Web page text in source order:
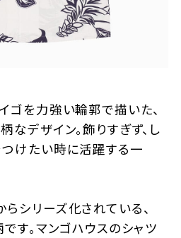
ゴを力強い輪郭で描いた、
なデザイン。飾りすぎず、し
けたい時に活躍する一
シリーズ化されている、
です。マンゴハウスのシャツ